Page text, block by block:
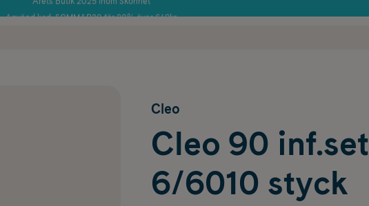
Årets Butik 2025 inom Skönhet
Cleo
Cleo 90 inf.set
6/6010 styck